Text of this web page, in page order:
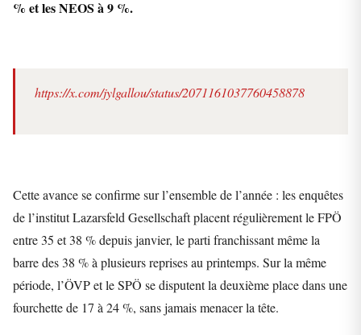
% et les NEOS à 9 %.
https://x.com/jylgallou/status/2071161037760458878
Cette avance se confirme sur l’ensemble de l’année : les enquêtes
de l’institut Lazarsfeld Gesellschaft placent régulièrement le FPÖ
entre 35 et 38 % depuis janvier, le parti franchissant même la
barre des 38 % à plusieurs reprises au printemps. Sur la même
période, l’ÖVP et le SPÖ se disputent la deuxième place dans une
fourchette de 17 à 24 %, sans jamais menacer la tête.